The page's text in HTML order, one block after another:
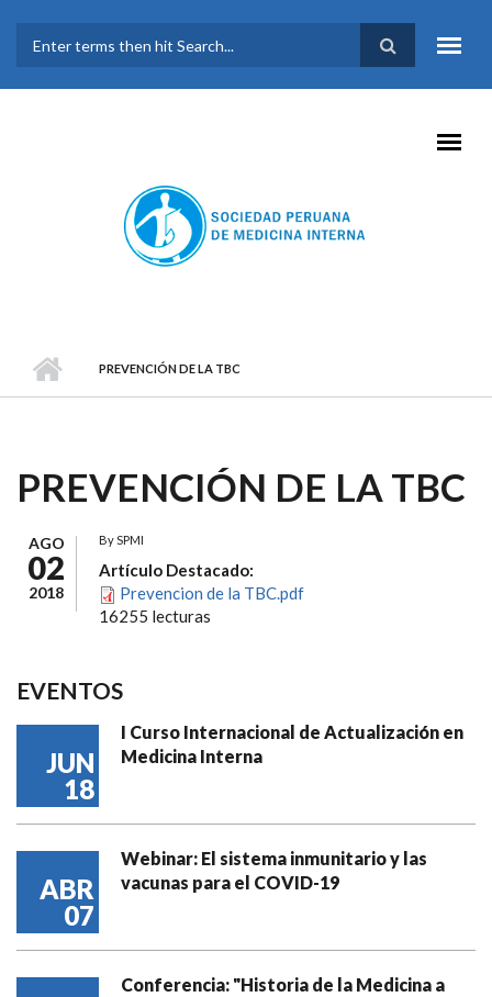
FORMULARIO DE
BÚSQUEDA
PREVENCIÓN DE LA TBC
PREVENCIÓN DE LA TBC
AGO
02
2018
BySPMI
Artículo Destacado:
Prevencion de la TBC.pdf
16255 lecturas
EVENTOS
JUN
18
I Curso Internacional de Actualización en
Medicina Interna
ABR
07
Webinar: El sistema inmunitario y las
vacunas para el COVID-19
Conferencia: "Historia de la Medicina a